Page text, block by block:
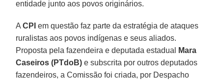
entidade junto aos povos originários.
ACPI em questão faz parte da estratégia de ataques
ruralistas aos povos indígenas e seus aliados.
Proposta pela fazendeira e deputada estadual
Mara
Caseiros (PTdoB) e subscrita por outros deputados
fazendeiros, a Comissão foi criada, por Despacho